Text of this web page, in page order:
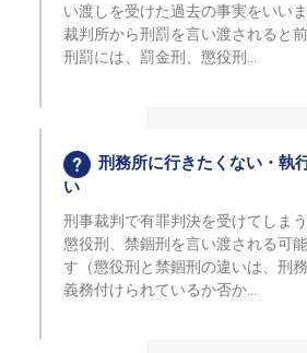
い渡しを受けた過去の事実をいい
裁判所から刑罰を言い渡されると
刑罰には、罰金刑、懲役刑
刑務所に行きたくない・執
い
刑事裁判で有罪判決を受けてしま
懲役刑、禁錮刑を言い渡される可
す（懲役刑と禁錮刑の違いは、刑
義務付けられているか否か